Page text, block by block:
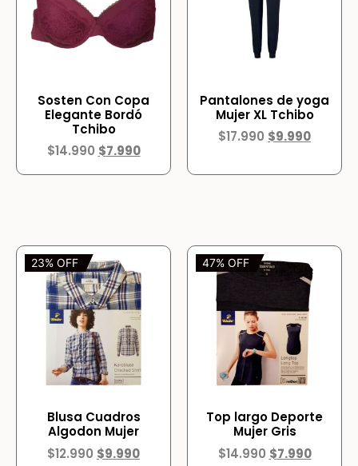
Sosten Con Copa
Elegante Bordó
Tchibo
$14.990 $7.990
Pantalones de yoga
Mujer XL Tchibo
$17.990 $9.990
23% OFF
Blusa Cuadros
Algodon Mujer
$12.990 $9.990
47% OFF
Top largo Deporte
Mujer Gris
$14.990 $7.990